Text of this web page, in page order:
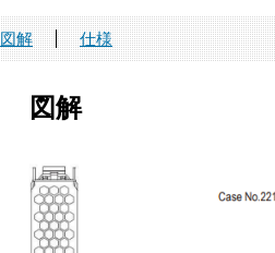
図解 仕様
図解